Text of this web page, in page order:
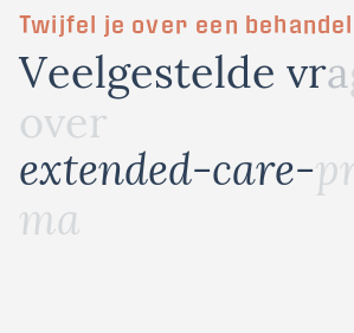
Twijfel je over een
Veelgestelde vra
over
extended-care-p
ma